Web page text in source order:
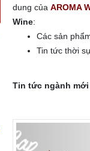
dung của AROMA
Wine:
Các sản
Tin tức thời
Tin tức ngành mới